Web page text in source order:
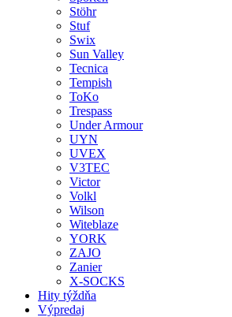
Stöhr
Stuf
Swix
Sun Valley
Tecnica
Tempish
ToKo
Trespass
Under Armour
UYN
UVEX
V3TEC
Victor
Volkl
Wilson
Witeblaze
YORK
ZAJO
Zanier
X-SOCKS
Hity týždňa
Výpredaj